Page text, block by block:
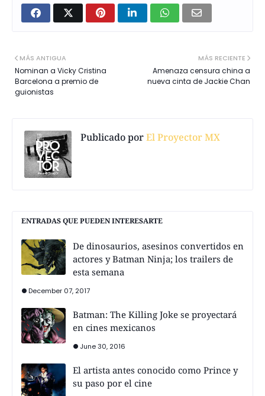
MÁS RECIENTE
Amenaza censura china a
nueva cinta de Jackie Chan
MÁS ANTIGUA
Nominan a Vicky Cristina
Barcelona a premio de
guionistas
Publicado porEl Proyector MX
ENTRADAS QUE PUEDEN INTERESARTE
De dinosaurios, asesinos convertidos en
actores y Batman Ninja; los trailers de
esta semana
December 07, 2017
Batman: The Killing Joke se proyectará
en cines mexicanos
June 30, 2016
El artista antes conocido como Prince y
su paso por el cine